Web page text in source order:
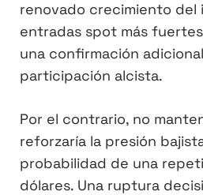
renovado crecimiento
entradas spot más
una confirmación
participación alcista.
Por el contrario, no
reforzaría la presión
probabilidad de una
dólares. Una ruptura